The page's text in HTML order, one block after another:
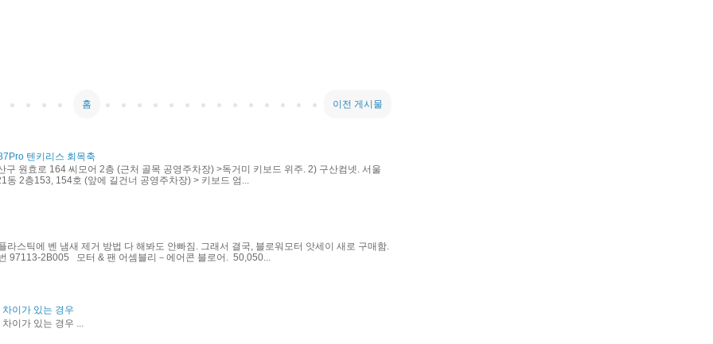
이전 게시물
홈
텐키리스 회목축
구 원효로 164 씨모어 2층 (근처 골목 공영주차장) >독거미 키보드 위주. 2) 구산컴넷. 서울
동 2층153, 154호 (앞에 길건너 공영주차장) > 키보드 엄...
라스틱에 벤 냄새 제거 방법 다 해봐도 안빠짐. 그래서 결국, 블로워모터 앗세이 새로 구매함.
97113-2B005 모터 & 팬 어셈블리－에어콘 블로어. 50,050...
이가 있는 경우
이가 있는 경우 ...